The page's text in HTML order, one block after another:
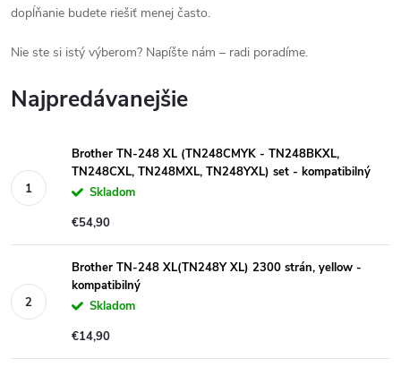
dopĺňanie budete riešiť menej často.
Nie ste si istý výberom? Napíšte nám – radi poradíme.
Najpredávanejšie
Brother TN-248 XL (TN248CMYK - TN248BKXL,
TN248CXL, TN248MXL, TN248YXL) set - kompatibilný
Skladom
€54,90
Brother TN-248 XL(TN248Y XL) 2300 strán, yellow -
kompatibilný
Skladom
€14,90